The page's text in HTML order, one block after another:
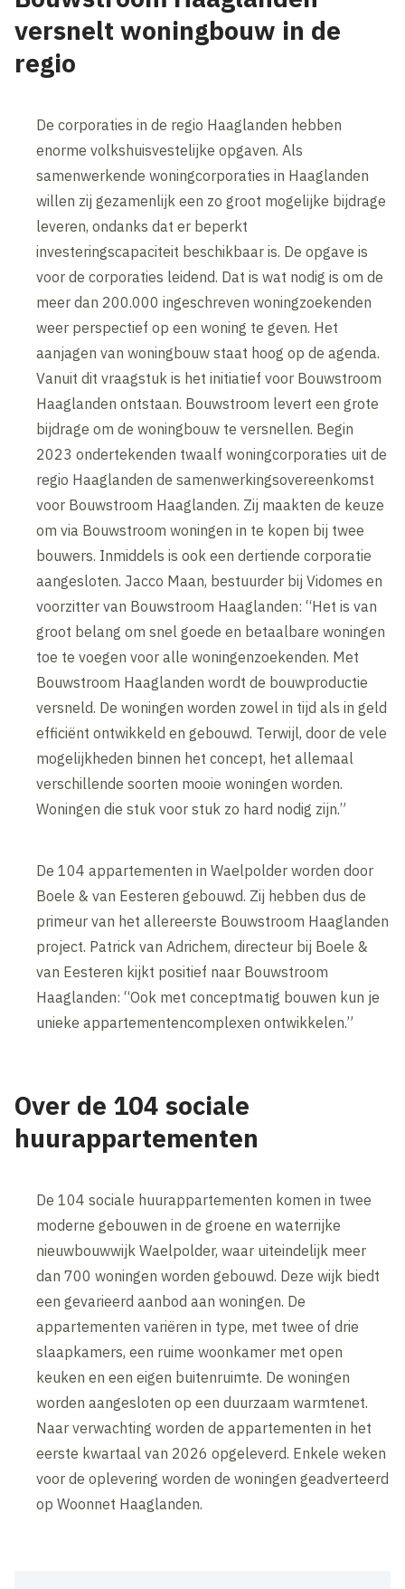
versnelt woningbouw in de
regio
De corporaties in de regio Haaglanden hebben
enorme volkshuisvestelijke opgaven. Als
samenwerkende woningcorporaties in Haaglanden
willen zij gezamenlijk een zo groot mogelijke bijdrage
leveren, ondanks dat er beperkt
investeringscapaciteit beschikbaar is. De opgave is
voor de corporaties leidend. Dat is wat nodig is om de
meer dan 200.000 ingeschreven woningzoekenden
weer perspectief op een woning te geven. Het
aanjagen van woningbouw staat hoog op de agenda.
Vanuit dit vraagstuk is het initiatief voor Bouwstroom
Haaglanden ontstaan. Bouwstroom levert een grote
bijdrage om de woningbouw te versnellen. Begin
2023 ondertekenden twaalf woningcorporaties uit de
regio Haaglanden de samenwerkingsovereenkomst
voor Bouwstroom Haaglanden. Zij maakten de keuze
om via Bouwstroom woningen in te kopen bij twee
bouwers. Inmiddels is ook een dertiende corporatie
aangesloten. Jacco Maan, bestuurder bij Vidomes en
voorzitter van Bouwstroom Haaglanden: “Het is van
groot belang om snel goede en betaalbare woningen
toe te voegen voor alle woningenzoekenden. Met
Bouwstroom Haaglanden wordt de bouwproductie
versneld. De woningen worden zowel in tijd als in geld
efficiënt ontwikkeld en gebouwd. Terwijl, door de vele
mogelijkheden binnen het concept, het allemaal
verschillende soorten mooie woningen worden.
Woningen die stuk voor stuk zo hard nodig zijn.”
De 104 appartementen in Waelpolder worden door
Boele & van Eesteren gebouwd. Zij hebben dus de
primeur van het allereerste Bouwstroom Haaglanden
project. Patrick van Adrichem, directeur bij Boele &
van Eesteren kijkt positief naar Bouwstroom
Haaglanden: “Ook met concept­matig bouwen kun je
unieke appartementencomplexen ontwikkelen.”
Over de 104 sociale
huurappartementen
De 104 sociale huurappartementen komen in twee
moderne gebouwen in de groene en waterrijke
nieuwbouwwijk Waelpolder, waar uiteindelijk meer
dan 700 woningen worden gebouwd. Deze wijk biedt
een gevarieerd aanbod aan woningen. De
appartementen variëren in type, met twee of drie
slaapkamers, een ruime woonkamer met open
keuken en een eigen buitenruimte. De woningen
worden aangesloten op een duurzaam warmtenet.
Naar verwachting worden de appartementen in het
eerste kwartaal van 2026 opgeleverd. Enkele weken
voor de oplevering worden de woningen geadverteerd
op Woonnet Haaglanden.